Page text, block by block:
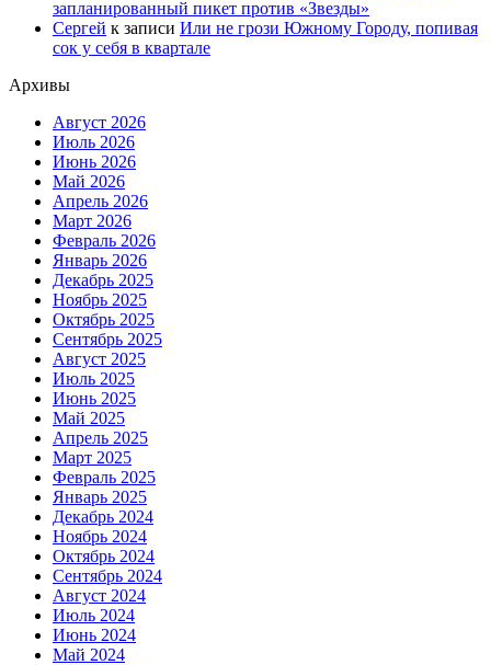
запланированный пикет против «Звезды»
Сергей к записи Или не грози Южному Городу, попивая
сок у себя в квартале
Архивы
Август 2026
Июль 2026
Июнь 2026
Май 2026
Апрель 2026
Март 2026
Февраль 2026
Январь 2026
Декабрь 2025
Ноябрь 2025
Октябрь 2025
Сентябрь 2025
Август 2025
Июль 2025
Июнь 2025
Май 2025
Апрель 2025
Март 2025
Февраль 2025
Январь 2025
Декабрь 2024
Ноябрь 2024
Октябрь 2024
Сентябрь 2024
Август 2024
Июль 2024
Июнь 2024
Май 2024